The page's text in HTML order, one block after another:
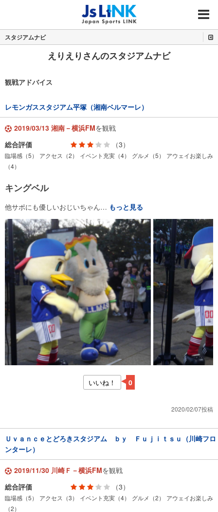
MENU
スタジアムナビ
えりえりさんのスタジアムナビ
観戦アドバイス
レモンガススタジアム平塚（湘南ベルマーレ）
2019/03/13 湘南－横浜FMを観戦
総合評価
（3）
臨場感（5） アクセス（2） イベント充実（4） グルメ（5）
アウェイお楽しみ
（4）
キングベル
他サポにも優しいおじいちゃん… もっと見る
いいね！ 0
2020/02/07投稿
Ｕｖａｎｃｅとどろきスタジアム ｂｙ Ｆｕｊｉｔｓｕ（川崎フロ
ンターレ）
2019/11/30 川崎Ｆ－横浜FMを観戦
総合評価
（3）
臨場感（5） アクセス（3） イベント充実（4） グルメ（2）
アウェイお楽しみ
（2）